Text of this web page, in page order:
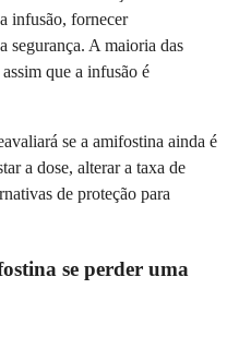
infusão, fornecer
segurança. A maioria das
que a infusão é
se a amifostina ainda é
a dose, alterar a taxa de
de proteção para
se perder uma